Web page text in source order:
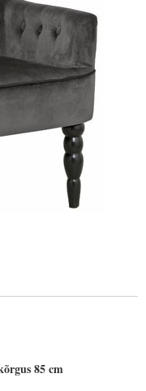
85 cm